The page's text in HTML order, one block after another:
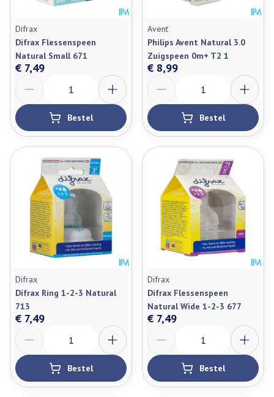
Difrax
Difrax Flessenspeen
Natural Small 671
€ 7,49
Bestel
Avent
Philips Avent Natural 3.0
Zuigspeen 0m+ T2 1
€ 8,99
Bestel
Difrax
Difrax Ring 1-2-3 Natural
713
€ 7,49
Bestel
Difrax
Difrax Flessenspeen
Natural Wide 1-2-3 677
€ 7,49
Bestel